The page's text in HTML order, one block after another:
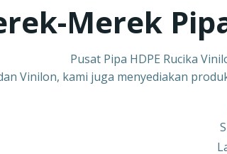
Merek
Pusat Pipa HDPE Rucika
Vinilon, kami juga menyediakan